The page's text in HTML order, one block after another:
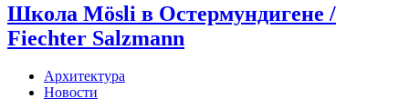
Школа Mösli в Остермундигене /
Fiechter Salzmann
Архитектура
Новости